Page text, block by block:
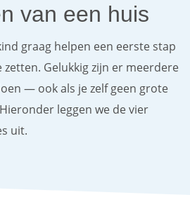
van een huis
graag helpen een eerste stap
Gelukkig zijn er meerdere
— ook als je zelf geen grote
leggen we de vier
uit.